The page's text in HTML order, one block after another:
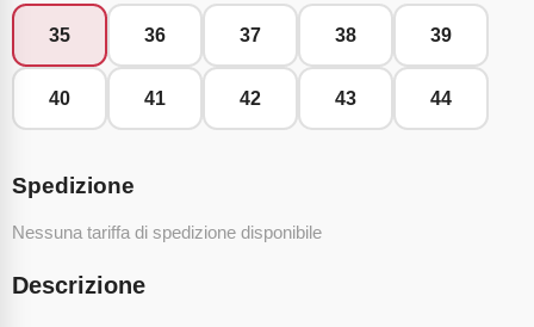
35 36 37 38 39
40 41 42 43 44
Spedizione
Nessuna tariffa di spedizione disponibile
Descrizione